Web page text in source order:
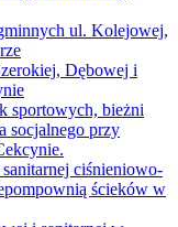
ul. Kolejowej,
Dębowej i
sportowych, bieżni
socjalnego przy
ciśnieniowo-
ścieków w